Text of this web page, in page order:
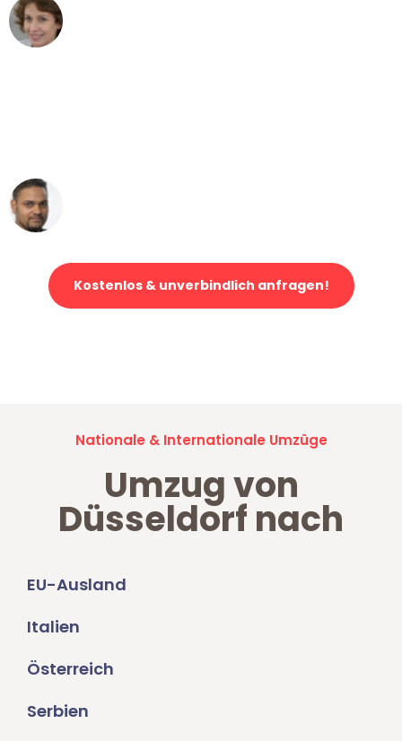
Kostenlos & unverbindlich anfragen!
Nationale & Internationale Umzüge
Umzug von
Düsseldorf nach
EU-Ausland
Italien
Österreich
Serbien